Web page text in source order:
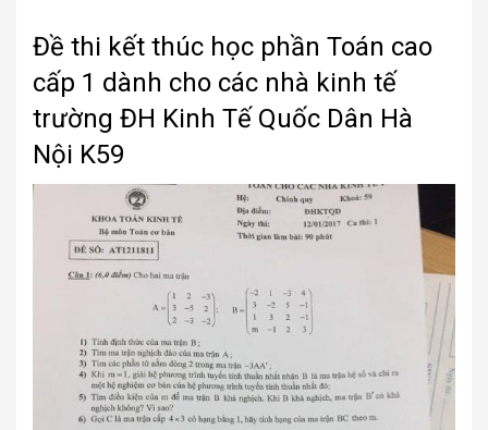
Đề thi kết thúc học phần Toán cao
cấp 1 dành cho các nhà kinh tế
trường ĐH Kinh Tế Quốc Dân Hà
Nội K59